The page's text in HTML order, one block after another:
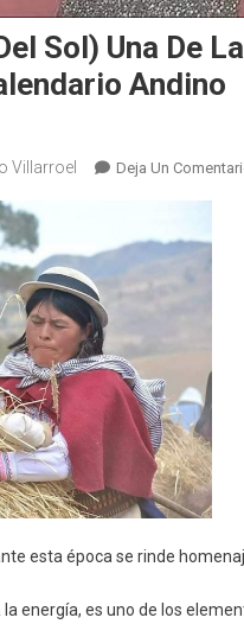
Sol) Una De
Andino
Villarroel Deja Un
esta época se rinde
la energía, es uno de los